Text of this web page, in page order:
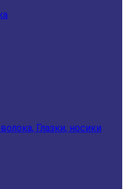
Глазки, носики